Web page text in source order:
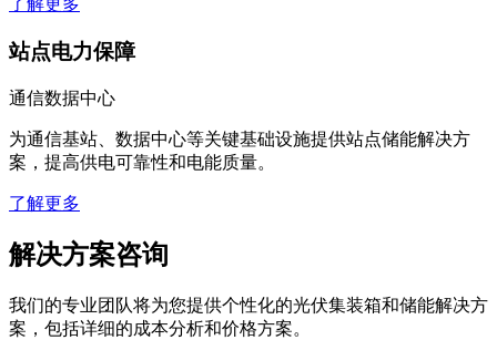
了解更多
站点电力保障
通信数据中心
为通信基站、数据中心等关键基础设施提供站点储能解决方
案，提高供电可靠性和电能质量。
了解更多
解决方案咨询
我们的专业团队将为您提供个性化的光伏集装箱和储能解决方
案，包括详细的成本分析和价格方案。